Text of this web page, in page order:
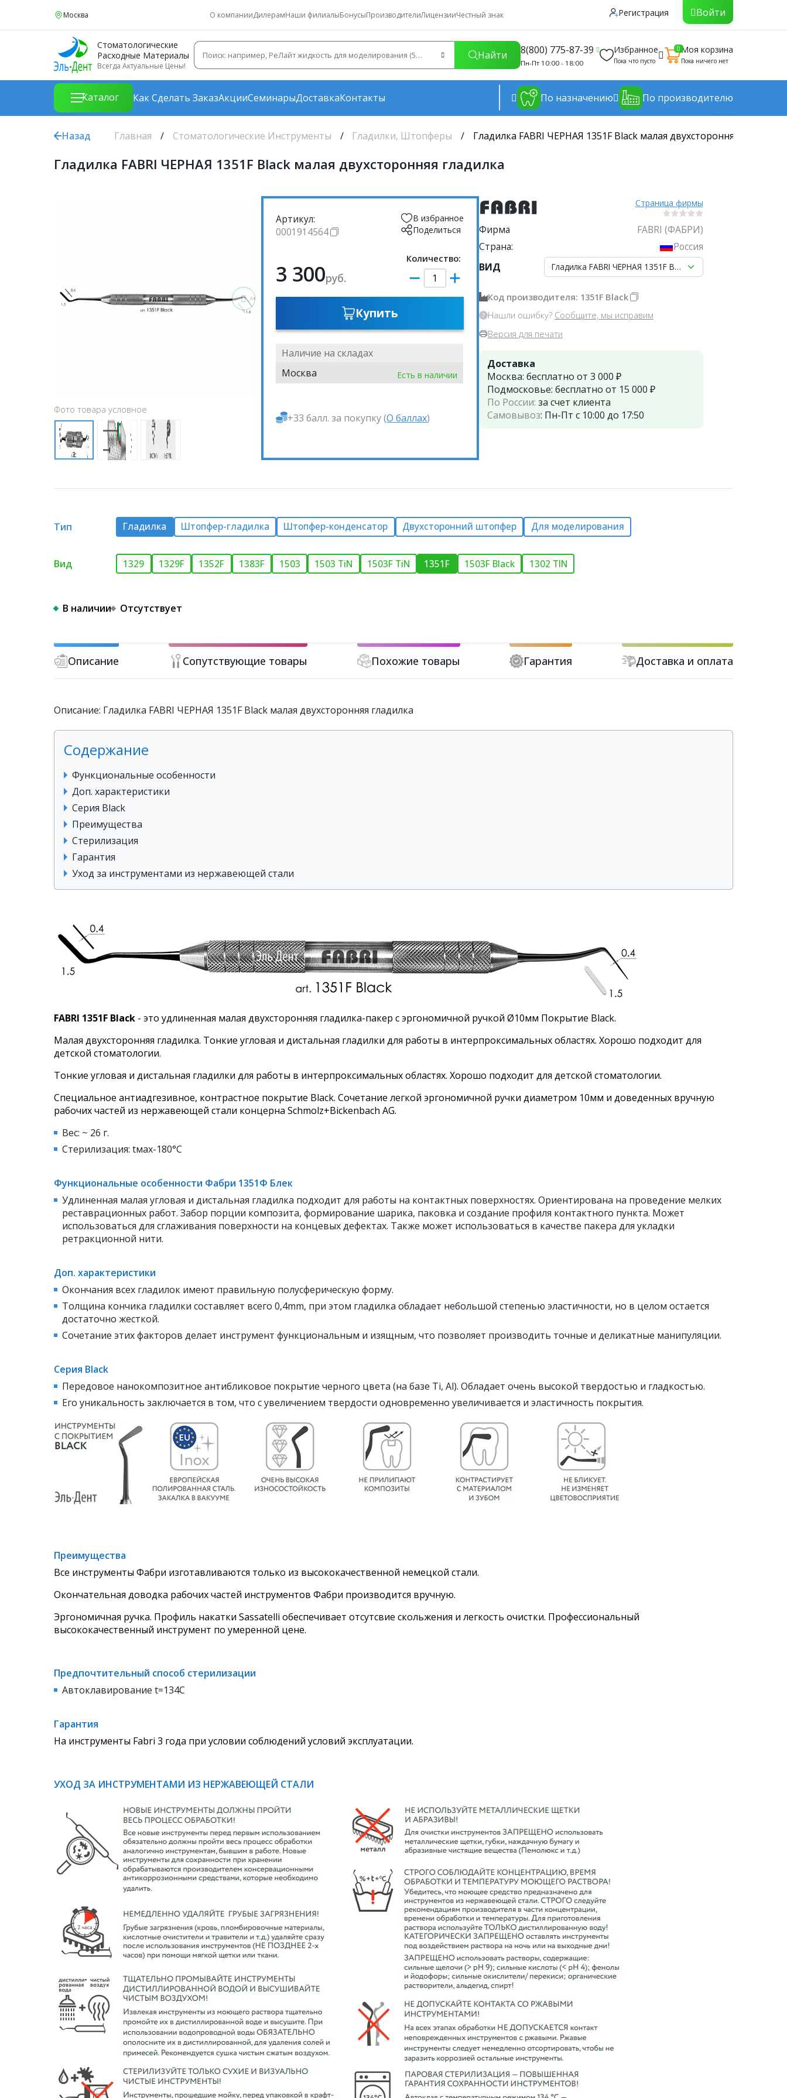
Москва О компанииДилерамНаши филиалыБонусыПроизводителиЛицензииЧестный знак Регистрация Войти
Стоматологические
Расходные Материалы
Всегда Актуальные Цены!
Найти 8(800) 775-87-39
Пн-Пт 10:00 - 18:00
Избранное
Пока что пусто
0Моя корзина
Пока ничего нет
Каталог Как Сделать ЗаказАкцииСеминарыДоставкаКонтакты По назначению По производителю
Назад Главная Стоматологические Инструменты Гладилки, Штопферы Гладилка FABRI ЧЕРНАЯ 1351F Black малая двухсторонняя гладилка
Гладилка FABRI ЧЕРНАЯ 1351F Black малая двухсторонняя гладилка
Фото товара условное
Артикул:
0001914564
В избранное
Поделиться
3 300руб.
Количество:
Купить
Наличие на складах
Москва
Есть в наличии
+33 балл. за покупку (О баллах)
Страница фирмы
Фирма
FABRI (ФАБРИ)
Страна:
Россия
ВИД
Гладилка FABRI ЧЕРНАЯ 1351F Black малая двухсторонняя
Код производителя: 1351F Black
Нашли ошибку? Сообщите, мы исправим
Версия для печати
Доставка
Москва: бесплатно от 3 000 ₽
Подмосковье: бесплатно от 15 000 ₽
По России: за счет клиента
Самовывоз: Пн-Пт с 10:00 до 17:50
Тип Гладилка Штопфер-гладилка Штопфер-конденсатор Двухсторонний штопфер Для моделирования
Вид 1329 1329F 1352F 1383F 1503 1503 TiN 1503F TiN 1351F 1503F Black 1302 TIN
В наличии Отсутствует
Описание Сопутствующие товары Похожие товары Гарантия Доставка и оплата
Описание: Гладилка FABRI ЧЕРНАЯ 1351F Black малая двухсторонняя гладилка
Содержание
Функциональные особенности
Доп. характеристики
Серия Black
Преимущества
Стерилизация
Гарантия
Уход за инструментами из нержавеющей стали
FABRI 1351F Black - это удлиненная малая двухсторонняя гладилка-пакер с эргономичной ручкой Ø10мм Покрытие Black.
Малая двухсторонняя гладилка. Тонкие угловая и дистальная гладилки для работы в интерпроксимальных областях. Хорошо подходит для
детской стоматологии.
Тонкие угловая и дистальная гладилки для работы в интерпроксимальных областях. Хорошо подходит для детской стоматологии.
Специальное антиадгезивное, контрастное покрытие Black. Сочетание легкой эргономичной ручки диаметром 10мм и доведенных вручную
рабочих частей из нержавеющей стали концерна Schmolz+Bickenbach AG.
Вес: ~ 26 г.
Стерилизация: tмах-180°С
Функциональные особенности Фабри 1351Ф Блек
Удлиненная малая угловая и дистальная гладилка подходит для работы на контактных поверхностях. Ориентирована на проведение мелких
реставрационных работ. Забор порции композита, формирование шарика, паковка и создание профиля контактного пункта. Может
использоваться для сглаживания поверхности на концевых дефектах. Также может использоваться в качестве пакера для укладки
ретракционной нити.
Доп. характеристики
Окончания всех гладилок имеют правильную полусферическую форму.
Толщина кончика гладилки составляет всего 0,4mm, при этом гладилка обладает небольшой степенью эластичности, но в целом остается
достаточно жесткой.
Сочетание этих факторов делает инструмент функциональным и изящным, что позволяет производить точные и деликатные манипуляции.
Серия Black
Передовое нанокомпозитное антибликовое покрытие черного цвета (на базе Ti, Al). Обладает очень высокой твердостью и гладкостью.
Его уникальность заключается в том, что с увеличением твердости одновременно увеличивается и эластичность покрытия.
Преимущества
Все инструменты Фабри изготавливаются только из высококачественной немецкой стали.
Окончательная доводка рабочих частей инструментов Фабри производится вручную.
Эргономичная ручка. Профиль накатки Sassatelli обеспечивает отсутсвие скольжения и легкость очистки. Профессиональный
высококачественный инструмент по умеренной цене.
Предпочтительный способ стерилизации
Автоклавирование t=134C
Гарантия
На инструменты Fabri 3 года при условии соблюдений условий эксплуатации.
УХОД ЗА ИНСТРУМЕНТАМИ ИЗ НЕРЖАВЕЮЩЕЙ СТАЛИ